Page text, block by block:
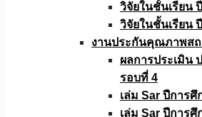
วิจัยในชั้นเรียน
วิจัยในชั้นเรียน
งานประกันคุณภาพส
ผลการประเมิน
รอบที่ 4
เล่ม Sar ปีการศึ
เล่ม Sar ปีการศึ